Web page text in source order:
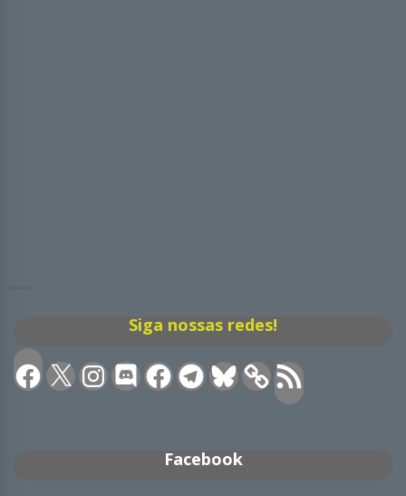
Siga nossas redes!
Facebook
X Instagram
DiscordFacebookTelegramBluesky Feed
RSS
Facebook